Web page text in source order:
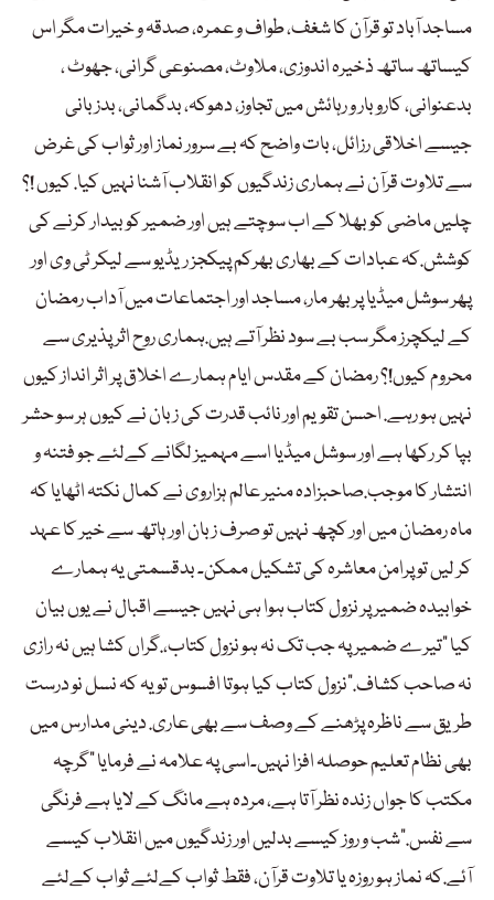
مساجد آباد تو قرآن کا شغف، طواف و عمرہ، صدقہ و خیرات مگر اس
کیساتھ ساتھ ذخیرہ اندوزی، ملاوٹ، مصنوعی گرانی، جھوٹ ،
بدعنوانی، کاروبار و رہائش میں تجاوز، دھوکہ، بدگمانی، بدزبانی
جیسے اخلاقی رزائل، بات واضح کہ بے سرور نماز اور ثواب کی غرض
سے تلاوت قرآن نے ہماری زندگیوں کو انقلاب آشنا نہیں کیا. کیوں !؟
چلیں ماضی کو بھلا کے اب سوچتے ہیں اور ضمیر کو بیدار کرنے کی
کوشش.کہ عبادات کے بھاری بھرکم پیکجز ریڈیو سے لیکر ٹی وی اور
پھر سوشل میڈیا پر بھر مار، مساجد اور اجتماعات میں آداب رمضان
کے لیکچرز مگر سب بے سود نظر آتے ہیں.ہماری روح اثر پذیری سے
محروم کیوں!؟ رمضان کے مقدس ایام ہمارے اخلاق پر اثر انداز کیوں
نہیں ہو رہے. احسن تقویم اور نائب قدرت کی زبان نے کیوں ہر سو حشر
بپا کر رکھا ہے اور سوشل میڈیا اسے مہمیز لگانے کےلئے جو فتنہ و
انتشار کا موجب.صاحبزادہ منیر عالم ہزاروی نے کمال نکتہ اٹھایا کہ
ماہ رمضان میں اور کچھ نہیں تو صرف زبان اور ہاتھ سے خیر کا عہد
کر لیں تو پرامن معاشرہ کی تشکیل ممکن۔ بدقسمتی یہ ہمارے
خوابیدہ ضمیر پر نزول کتاب ہوا ہی نہیں جیسے اقبال نے یوں بیان
کیا “تیرے ضمیر پہ جب تک نہ ہو نزول کتاب،.گراں کشا ہیں نہ رازی
نہ صاحب کشاف.”نزول کتاب کیا ہوتا افسوس تو یہ کہ نسل نو درست
طریق سے ناظرہ پڑھنے کے وصف سے بھی عاری. دینی مدارس میں
بھی نظام تعلیم حوصلہ افزا نہیں۔اسی پہ علامہ نے فرمایا “گرچہ
مکتب کا جواں زندہ نظر آتا ہے، مردہ ہے مانگ کے لایا ہے فرنگی
سے نفس.”شب و روز کیسے بدلیں اور زندگیوں میں انقلاب کیسے
آئے.کہ نماز ہو روزہ یا تلاوت قرآن، فقط ثواب کےلئے ثواب کےلئے